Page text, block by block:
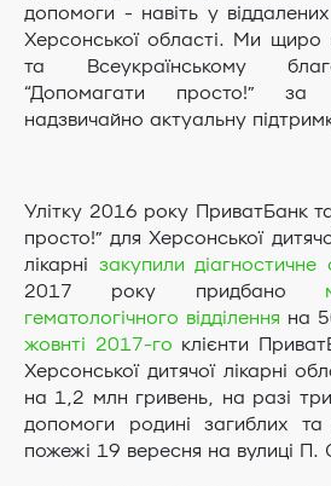
допомоги - навіть у
Херсонської області. Ми щиро
та Всеукраїнському
“Допомагати просто!”
надзвичайно актуальну
Улітку 2016 року ПриватБанк
просто!” для Херсонської
лікарні закупили діагностичне
2017 року придбано
гематологічного відділення на
жовнті 2017-го клієнти
Херсонської дитячої лікарні
на 1,2 млн гривень, на разі
допомоги родині загиблих
пожежі 19 вересня на вулиці П.